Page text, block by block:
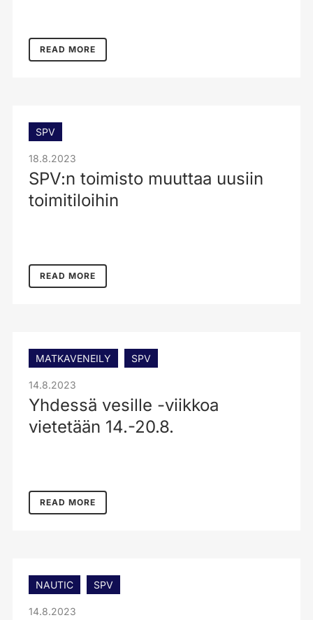
READ MORE
SPV
18.8.2023
SPV:n toimisto muuttaa uusiin
toimitiloihin
READ MORE
MATKAVENEILY SPV
14.8.2023
Yhdessä vesille -viikkoa
vietetään 14.-20.8.
READ MORE
NAUTIC SPV
14.8.2023